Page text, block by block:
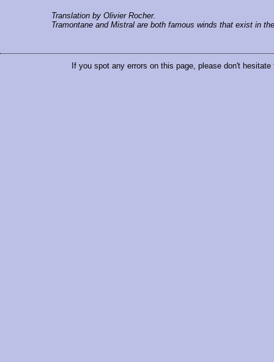
Translation by Olivier Rocher.
Tramontane and Mistral are both famous winds that exist in
If you spot any errors on this page, please don't